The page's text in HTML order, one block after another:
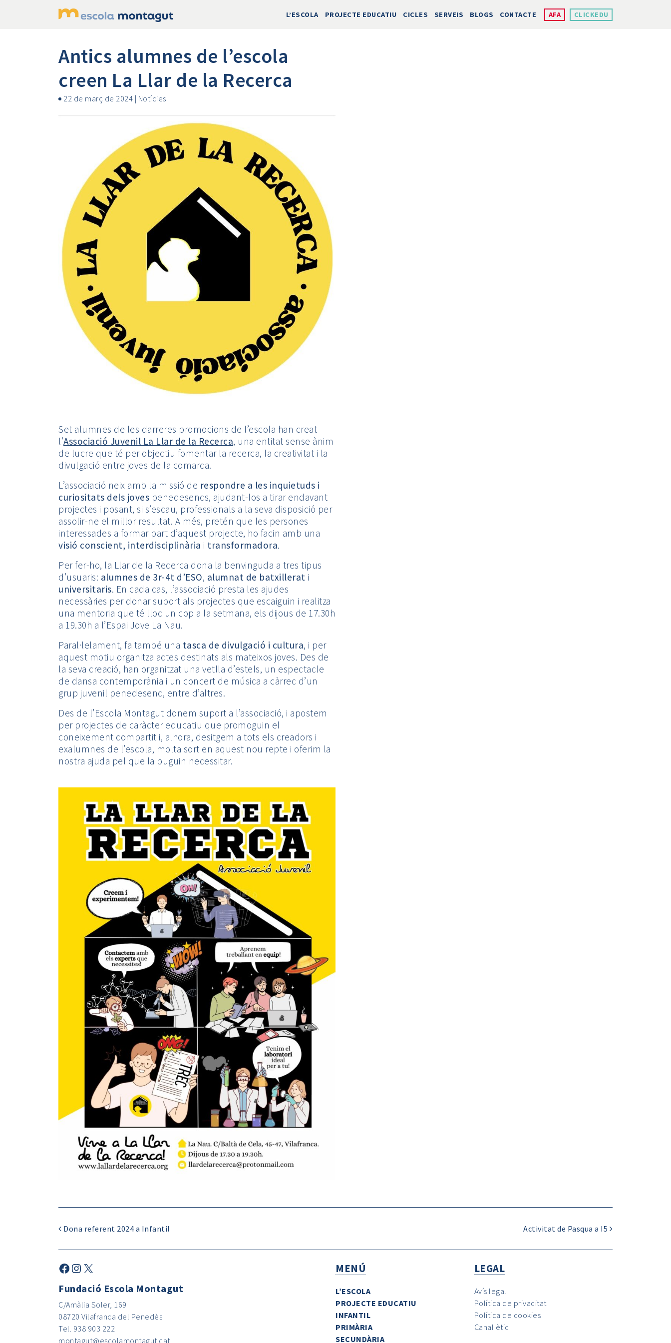
L’ESCOLA PROJECTE EDUCATIU CICLES SERVEIS BLOGS CONTACTE AFA CLICKEDU
Antics alumnes de l’escola
creen La Llar de la Recerca
22 de març de 2024 | Notícies
Set alumnes de les darreres promocions de l’escola han creat
l’Associació Juvenil La Llar de la Recerca, una entitat sense ànim
de lucre que té per objectiu fomentar la recerca, la creativitat i la
divulgació entre joves de la comarca.
L’associació neix amb la missió de respondre a les inquietuds i
curiositats dels joves penedesencs, ajudant-los a tirar endavant
projectes i posant, si s’escau, professionals a la seva disposició per
assolir-ne el millor resultat. A més, pretén que les persones
interessades a formar part d’aquest projecte, ho facin amb una
visió conscient, interdisciplinària i transformadora.
Per fer-ho, la Llar de la Recerca dona la benvinguda a tres tipus
d’usuaris: alumnes de 3r-4t d’ESO, alumnat de batxillerat i
universitaris. En cada cas, l’associació presta les ajudes
necessàries per donar suport als projectes que escaiguin i realitza
una mentoria que té lloc un cop a la setmana, els dijous de 17.30h
a 19.30h a l’Espai Jove La Nau.
Paral·lelament, fa també una tasca de divulgació i cultura, i per
aquest motiu organitza actes destinats als mateixos joves. Des de
la seva creació, han organitzat una vetlla d’estels, un espectacle
de dansa contemporània i un concert de música a càrrec d’un
grup juvenil penedesenc, entre d’altres.
Des de l’Escola Montagut donem suport a l’associació, i apostem
per projectes de caràcter educatiu que promoguin el
coneixement compartit i, alhora, desitgem a tots els creadors i
exalumnes de l’escola, molta sort en aquest nou repte i oferim la
nostra ajuda pel que la puguin necessitar.
Dona referent 2024 a Infantil Activitat de Pasqua a I5
Fundació Escola Montagut
C/Amàlia Soler, 169
08720 Vilafranca del Penedès
Tel. 938 903 222
montagut@escolamontagut.cat
MENÚ
L’ESCOLA
PROJECTE EDUCATIU
INFANTIL
PRIMÀRIA
SECUNDÀRIA
LEGAL
Avís legal
Política de privacitat
Política de cookies
Canal ètic